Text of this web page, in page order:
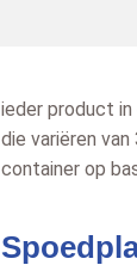
ieder product
die variëren
container op